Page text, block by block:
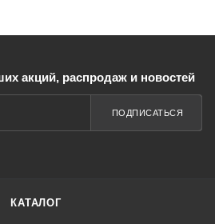
акций, распродаж и новостей
ПОДПИСАТЬСЯ
КАТАЛОГ